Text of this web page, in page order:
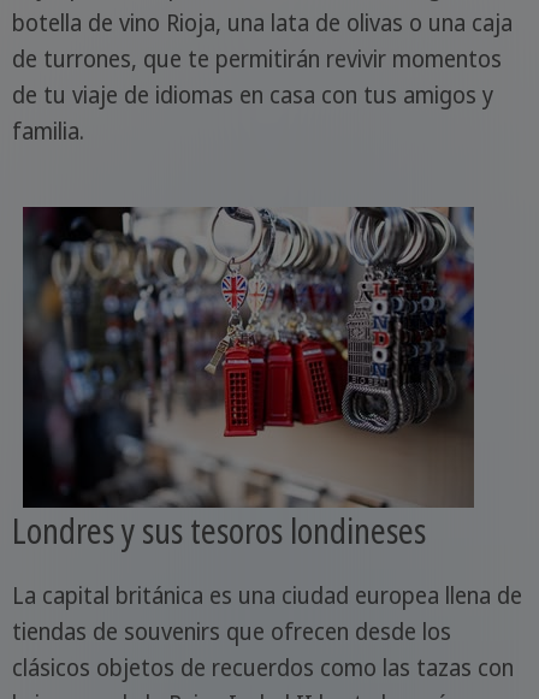
botella de vino Rioja, una lata de olivas o una caja
de turrones, que te permitirán revivir momentos
de tu viaje de idiomas en casa con tus amigos y
familia.
Londres y sus tesoros londineses
La capital británica es una ciudad europea llena de
tiendas de souvenirs que ofrecen desde los
clásicos objetos de recuerdos como las tazas con